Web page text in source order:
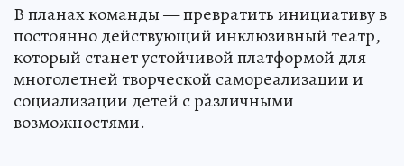
В планах команды — превратить инициативу в
постоянно действующий инклюзивный театр,
который станет устойчивой платформой для
многолетней творческой самореализации и
социализации детей с различными
возможностями.